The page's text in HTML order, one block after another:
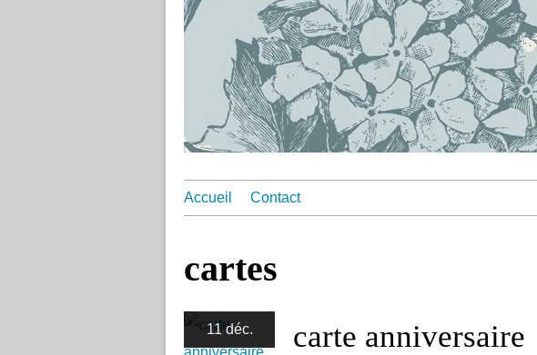
Accueil Contact
cartes
11 déc. carte anniversaire